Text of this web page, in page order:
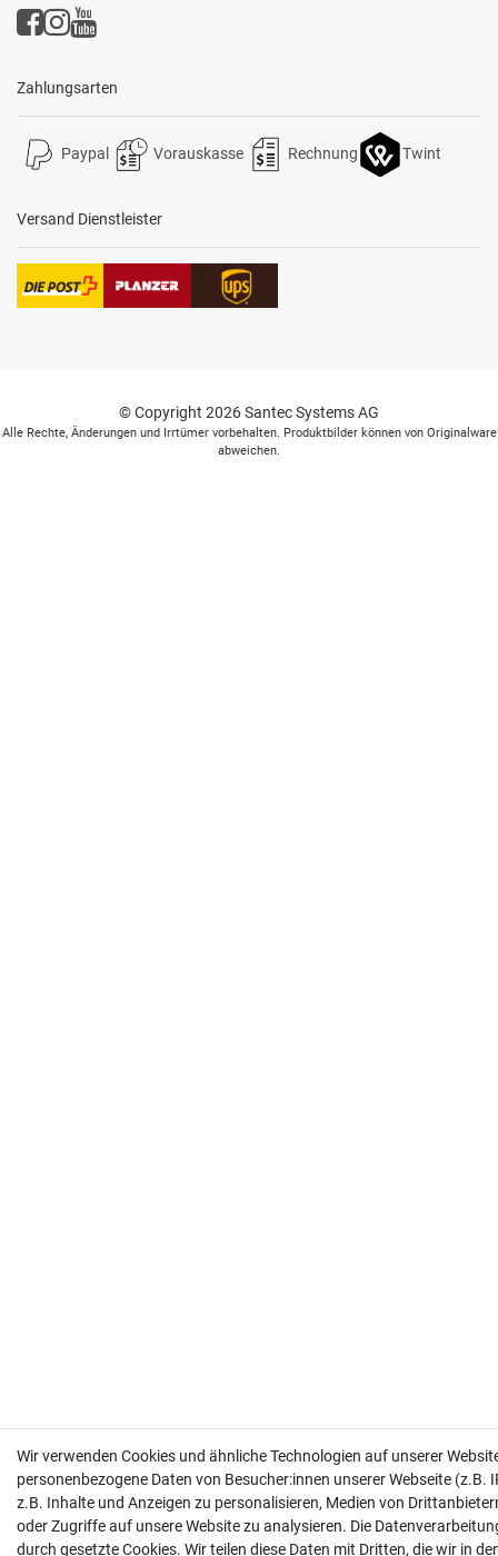
Zahlungsarten
Paypal Vorauskasse Rechnung Twint
Versand Dienstleister
© Copyright 2026 Santec Systems AG
Alle Rechte, Änderungen und Irrtümer vorbehalten. Produktbilder können von Originalware
abweichen.
Wir verwenden Cookies und ähnliche Technologien auf unserer
personenbezogene Daten von Besucher:innen unserer Webseite (z.B.
z.B. Inhalte und Anzeigen zu personalisieren, Medien von
oder Zugriffe auf unsere Website zu analysieren. Die
durch gesetzte Cookies. Wir teilen diese Daten mit Dritten, die wir in